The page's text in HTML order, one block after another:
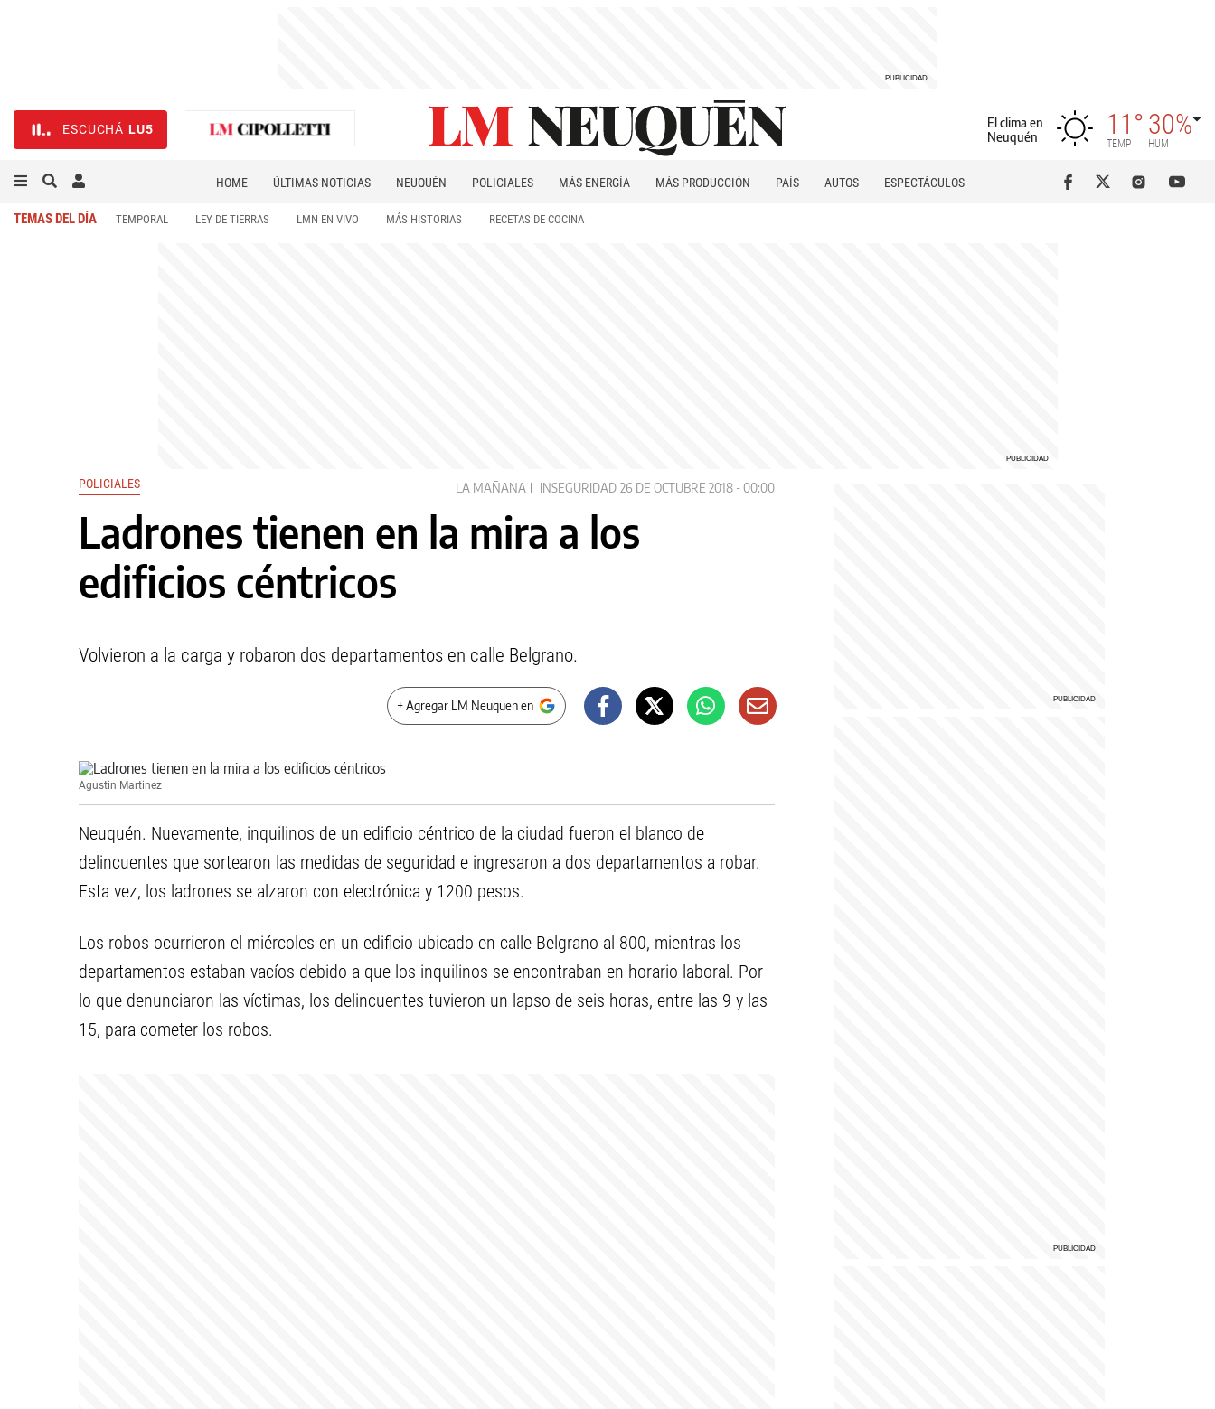
ESCUCHÁ LU5
El clima en
Neuquén
11°
TEMP
30%
HUM
HOME ÚLTIMAS NOTICIAS NEUQUÉN POLICIALES MÁS ENERGÍA MÁS PRODUCCIÓN PAÍS AUTOS
ESPECTÁCULOS
TEMAS DEL DÍA TEMPORAL LEY DE TIERRAS LMN EN VIVO MÁS HISTORIAS RECETAS DE COCINA
POLICIALES LA MAÑANA INSEGURIDAD 26 DE OCTUBRE 2018 - 00:00
Ladrones tienen en la mira a los
edificios céntricos
Volvieron a la carga y robaron dos departamentos en calle Belgrano.
+ Agregar LM Neuquen en
Agustin Martinez
Neuquén. Nuevamente, inquilinos de un edificio céntrico de la ciudad fueron el blanco de
delincuentes que sortearon las medidas de seguridad e ingresaron a dos departamentos a robar.
Esta vez, los ladrones se alzaron con electrónica y 1200 pesos.
Los robos ocurrieron el miércoles en un edificio ubicado en calle Belgrano al 800, mientras los
departamentos estaban vacíos debido a que los inquilinos se encontraban en horario laboral. Por
lo que denunciaron las víctimas, los delincuentes tuvieron un lapso de seis horas, entre las 9 y las
15, para cometer los robos.